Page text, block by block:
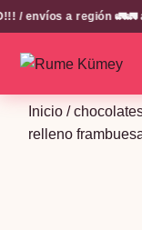
envíos a región 🚛🚛
Inicio /
relleno